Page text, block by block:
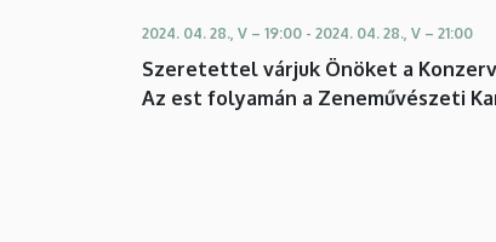
Szimfonikus
Zenekarának
hangversenye
2024. 04. 28., V – 19:00 - 2024. 04. 28., V – 21:00
Szeretettel várjuk Önöket a
Az est folyamán a Zeneművészeti